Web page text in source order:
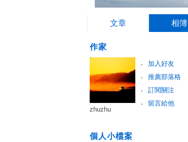
文章 相簿
作家
加入好友
推薦部落格
訂閱關注
留言給他
zhuzhu
個人小檔案